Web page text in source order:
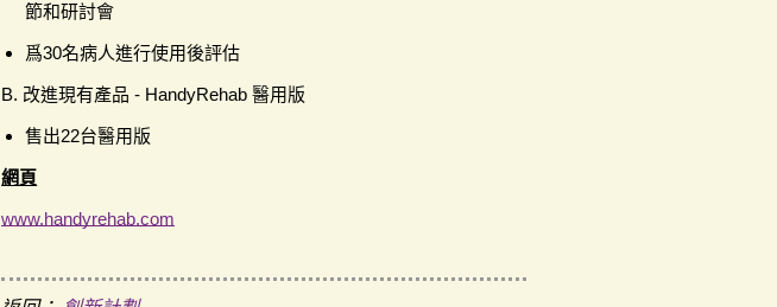
節和研討會
爲30名病人進行使用後評估
B. 改進現有產品 - HandyRehab 醫用版
售出22台醫用版
網頁
www.handyrehab.com